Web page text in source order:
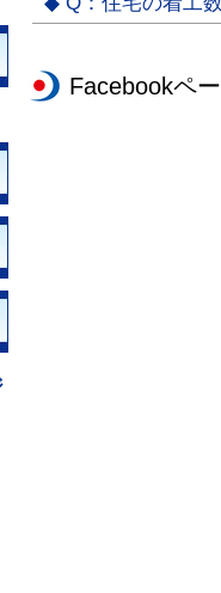
Facebookペ